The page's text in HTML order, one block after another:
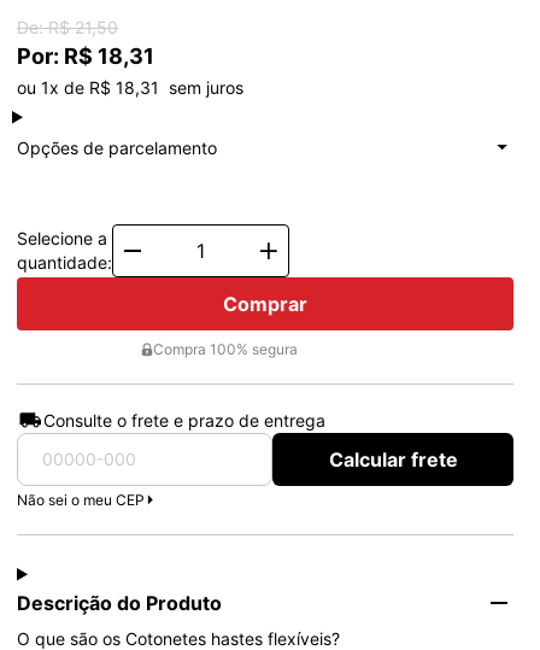
De: R$ 21,50
Por: R$ 18,31
ou 1x de R$ 18,31  sem juros
Opções de parcelamento
à vistaR$ 18,31
Total: R$ 18,31
Selecione a
quantidade:
Comprar
Compra 100% segura
Consulte o frete e prazo de entrega
Calcular frete
Não sei o meu CEP
Descrição do Produto
O que são os Cotonetes hastes flexíveis?